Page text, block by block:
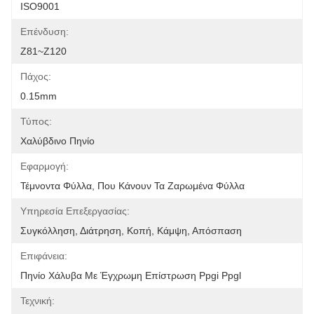
ISO9001
Επένδυση:
Z81~Z120
Πάχος:
0.15mm
Τύπος:
Χαλύβδινο Πηνίο
Εφαρμογή:
Τέμνοντα Φύλλα, Που Κάνουν Τα Ζαρωμένα Φύλλα
Υπηρεσία Επεξεργασίας:
Συγκόλληση, Διάτρηση, Κοπή, Κάμψη, Απόσπαση
Επιφάνεια:
Πηνίο Χάλυβα Με Έγχρωμη Επίστρωση Ppgi Ppgl
Τεχνική: